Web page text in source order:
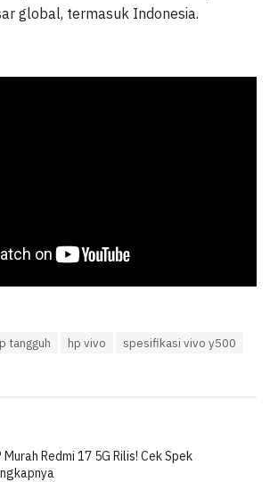
global, termasuk Indonesia.
tangguh hp vivo
spesifikasi vivo y500
Murah Redmi 17 5G Rilis! Cek Spek